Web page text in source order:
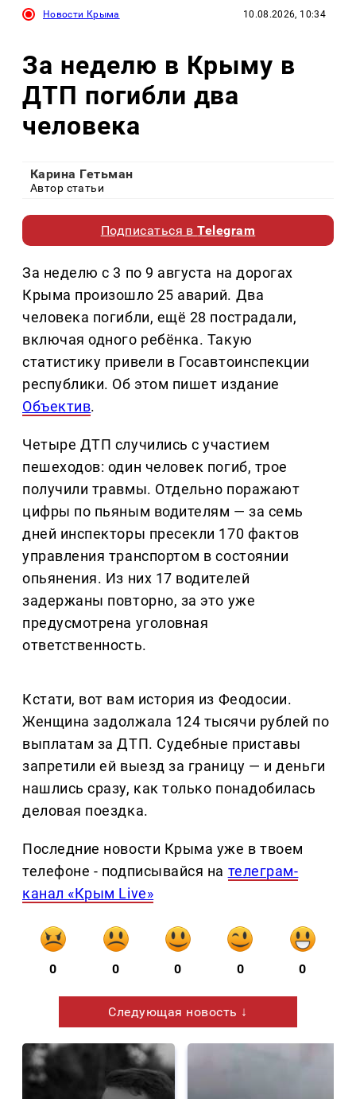
Новости Крыма 10.08.2026, 10:34
За неделю в Крыму в
ДТП погибли два
человека
Карина Гетьман
Автор статьи
Подписаться вTelegram
За неделю с 3 по 9 августа на дорогах
Крыма произошло 25 аварий. Два
человека погибли, ещё 28 пострадали,
включая одного ребёнка. Такую
статистику привели в Госавтоинспекции
республики. Об этом пишет издание
Объектив.
Четыре ДТП случились с участием
пешеходов: один человек погиб, трое
получили травмы. Отдельно поражают
цифры по пьяным водителям — за семь
дней инспекторы пресекли 170 фактов
управления транспортом в состоянии
опьянения. Из них 17 водителей
задержаны повторно, за это уже
предусмотрена уголовная
ответственность.
Кстати, вот вам история из Феодосии.
Женщина задолжала 124 тысячи рублей по
выплатам за ДТП. Судебные приставы
запретили ей выезд за границу — и деньги
нашлись сразу, как только понадобилась
деловая поездка.
Последние новости Крыма уже в твоем
телефоне - подписывайся на телеграм-
канал «Крым Live»
0 0 0 0 0
Следующая новость ↓